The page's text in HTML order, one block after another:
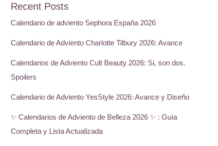
Recent Posts
Calendario de adviento Sephora España 2026
Calendario de Adviento Charlotte Tilbury 2026: Avance
Calendarios de Adviento Cult Beauty 2026: Si, son dos.
Spoilers
Calendario de Adviento YesStyle 2026: Avance y Diseño
✨ Calendarios de Adviento de Belleza 2026 ✨ : Guía
Completa y Lista Actualizada